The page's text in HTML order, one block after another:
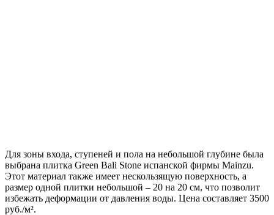
Для зоны входа, ступеней и пола на небольшой глубине была
выбрана плитка Green Bali Stone испанской фирмы Mainzu.
Этот материал также имеет нескользящую поверхность, а
размер одной плитки небольшой – 20 на 20 см, что позволит
избежать деформации от давления воды. Цена составляет 3500
руб./м².